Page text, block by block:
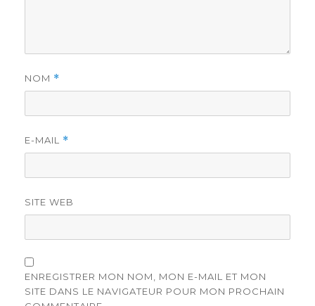
NOM *
E-MAIL *
SITE WEB
ENREGISTRER MON NOM, MON E-MAIL ET MON
SITE DANS LE NAVIGATEUR POUR MON PROCHAIN